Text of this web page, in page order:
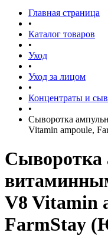
Главная страница
•
Каталог товаров
•
Уход
•
Уход за лицом
•
Концентраты и
•
Сыворотка
Vitamin ampoule,
Сыворотка
V8 Vitamin
FarmStay